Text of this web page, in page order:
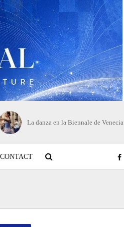
La danza en la Biennale de Venecia
CONTACT